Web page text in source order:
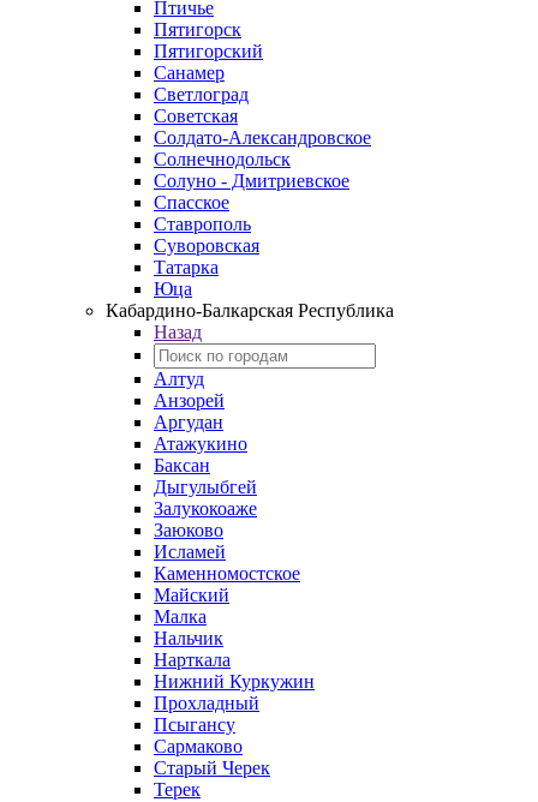
Птичье
Пятигорск
Пятигорский
Санамер
Светлоград
Советская
Солдато-Александровское
Солнечнодольск
Солуно - Дмитриевское
Спасское
Ставрополь
Суворовская
Татарка
Юца
Кабардино‑Балкарская Республика
Назад
Алтуд
Анзорей
Аргудан
Атажукино
Баксан
Дыгулыбгей
Залукокоаже
Заюково
Исламей
Каменномостское
Майский
Малка
Нальчик
Нарткала
Нижний Куркужин
Прохладный
Псыгансу
Сармаково
Старый Черек
Терек